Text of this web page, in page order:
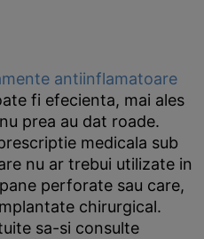
antiinflamatoare
fi efecienta, mai ales
prea au dat roade.
medicala sub
nu ar trebui utilizate in
perforate sau care,
chirurgical.
sa-si consulte